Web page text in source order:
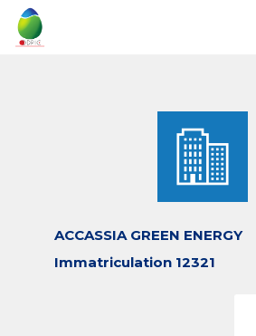
ACCASSIA GREEN ENERGY
Immatriculation 12321